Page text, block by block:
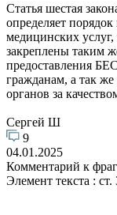
Статья шестая
определяет
медицинских
закреплены таким
предоставления
гражданам, а так
органов за
Сергей Ш
9
04.01.2025
Комментарий к
Элемент текста :